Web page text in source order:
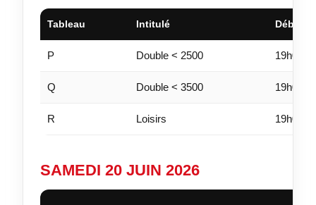
Tableau Intitulé Début
P Double < 2500 19h00
Q Double < 3500 19h00
R Loisirs 19h00
SAMEDI 20 JUIN 2026